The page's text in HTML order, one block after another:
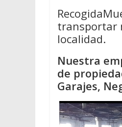
transportar
localidad.
Nuestra
de
Garajes,